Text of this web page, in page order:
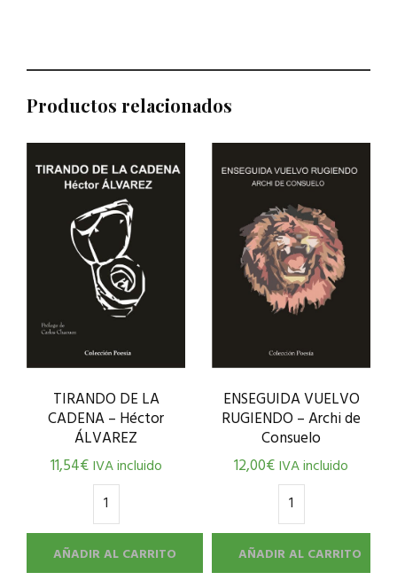
Productos relacionados
TIRANDO DE LA
CADENA – Héctor
ÁLVAREZ
11,54€ IVA incluido
AÑADIR AL CARRITO
ENSEGUIDA VUELVO
RUGIENDO – Archi de
Consuelo
12,00€IVA incluido
AÑADIR AL CARRITO